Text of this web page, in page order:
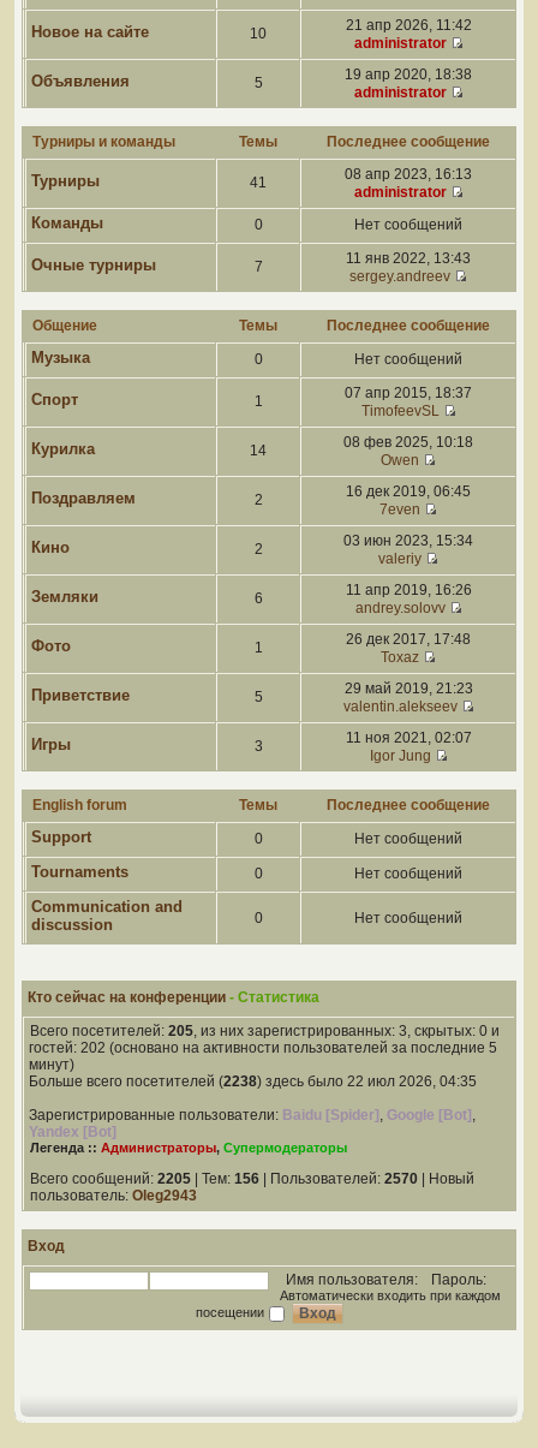
Новое на сайте 10
21 апр 2026, 11:42
administrator
Объявления 5
19 апр 2020, 18:38
administrator
Турниры и команды Темы Последнее сообщение
Турниры 41
08 апр 2023, 16:13
administrator
Команды 0 Нет сообщений
Очные турниры 7
11 янв 2022, 13:43
sergey.andreev
Общение Темы Последнее сообщение
Музыка 0 Нет сообщений
Спорт 1
07 апр 2015, 18:37
TimofeevSL
Курилка 14
08 фев 2025, 10:18
Owen
Поздравляем 2
16 дек 2019, 06:45
7even
Кино 2
03 июн 2023, 15:34
valeriy
Земляки 6
11 апр 2019, 16:26
andrey.solovv
Фото 1
26 дек 2017, 17:48
Toxaz
Приветствие 5
29 май 2019, 21:23
valentin.alekseev
Игры 3
11 ноя 2021, 02:07
Igor Jung
English forum Темы Последнее сообщение
Support 0 Нет сообщений
Tournaments 0 Нет сообщений
Communication and
discussion
0 Нет сообщений
Кто сейчас на конференции - Статистика
Всего посетителей: 205, из них зарегистрированных: 3, скрытых: 0 и
гостей: 202 (основано на активности пользователей за последние 5
минут)
Больше всего посетителей (2238) здесь было 22 июл 2026, 04:35
Зарегистрированные пользователи: Baidu [Spider] , Google [Bot] ,
Yandex [Bot]
Легенда :: Администраторы, Супермодераторы
Всего сообщений: 2205 | Тем: 156 | Пользователей: 2570 | Новый
пользователь: Oleg2943
Вход
Имя пользователя:
Пароль:
Автоматически входить при каждом
посещении